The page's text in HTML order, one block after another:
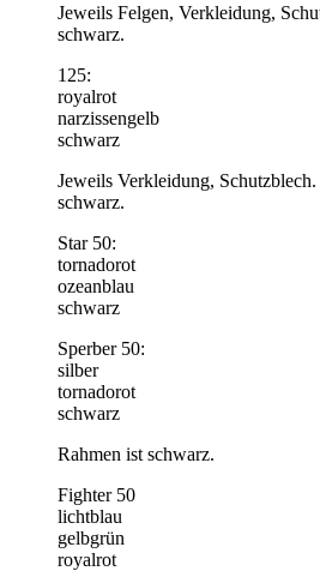
Jeweils Felgen, Verkleidung,
schwarz.
125:
royalrot
narzissengelb
schwarz
Jeweils Verkleidung,
schwarz.
Star 50:
tornadorot
ozeanblau
schwarz
Sperber 50:
silber
tornadorot
schwarz
Rahmen ist schwarz.
Fighter 50
lichtblau
gelbgrün
royalrot